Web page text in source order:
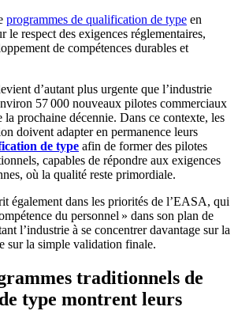
programmes de qualification de type en
le respect des exigences réglementaires,
de compétences durables et
d’autant plus urgente que l’industrie
57 000 nouveaux pilotes commerciaux
la prochaine décennie. Dans ce contexte, les
doivent adapter en permanence leurs
de type afin de former des pilotes
capables de répondre aux exigences
où la qualité reste primordiale.
également dans les priorités de l’EASA, qui
du personnel » dans son plan de
l’industrie à se concentrer davantage sur la
sur la simple validation finale.
traditionnels de
type montrent leurs